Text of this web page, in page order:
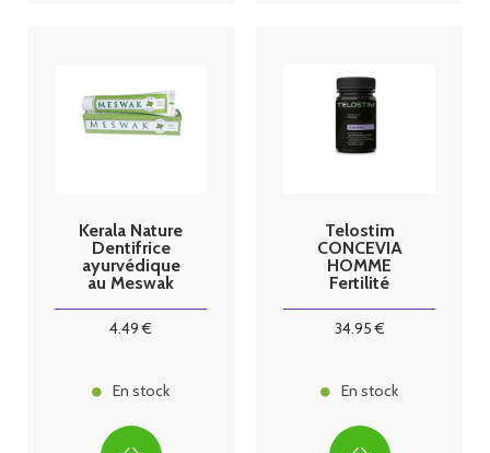
Kerala Nature
Dentifrice
ayurvédique
au Meswak
4.49 €
En stock
Telostim
CONCEVIA
HOMME
Fertilité
34.95€
En stock